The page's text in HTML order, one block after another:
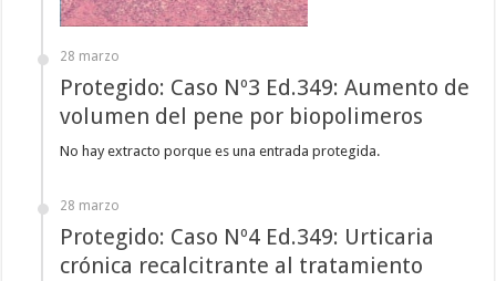
28 marzo
Protegido: Caso Nº3 Ed.349: Aumento de
volumen del pene por biopolimeros
No hay extracto porque es una entrada protegida.
28 marzo
Protegido: Caso Nº4 Ed.349: Urticaria
crónica recalcitrante al tratamiento